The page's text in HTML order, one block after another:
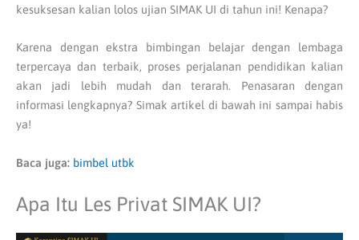
kesuksesan kalian lolos ujian SIMAK UI di tahun ini! Kenapa?
Karena dengan ekstra bimbingan belajar dengan lembaga
terpercaya dan terbaik, proses perjalanan pendidikan kalian
akan jadi lebih mudah dan terarah. Penasaran dengan
informasi lengkapnya? Simak artikel di bawah ini sampai habis
ya!
Baca juga: bimbel utbk
Apa Itu Les Privat SIMAK UI?